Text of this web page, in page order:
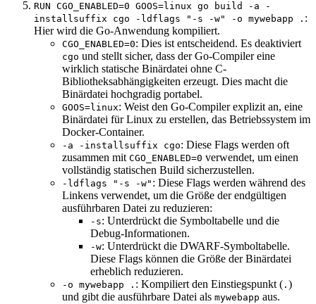
RUN CGO_ENABLED=0 GOOS=linux go build -a -
installsuffix cgo -ldflags "-s -w" -o mywebapp . :
Hier wird die Go-Anwendung kompiliert.
CGO_ENABLED=0: Dies ist entscheidend. Es deaktiviert
cgo und stellt sicher, dass der Go-Compiler eine
wirklich statische Binärdatei ohne C-
Bibliotheksabhängigkeiten erzeugt. Dies macht die
Binärdatei hochgradig portabel.
GOOS=linux: Weist den Go-Compiler explizit an, eine
Binärdatei für Linux zu erstellen, das Betriebssystem im
Docker-Container.
-a -installsuffix cgo: Diese Flags werden oft
zusammen mit CGO_ENABLED=0 verwendet, um einen
vollständig statischen Build sicherzustellen.
-ldflags "-s -w" : Diese Flags werden während des
Linkens verwendet, um die Größe der endgültigen
ausführbaren Datei zu reduzieren:
-s: Unterdrückt die Symboltabelle und die
Debug-Informationen.
-w: Unterdrückt die DWARF-Symboltabelle.
Diese Flags können die Größe der Binärdatei
erheblich reduzieren.
-o mywebapp . : Kompiliert den Einstiegspunkt ( . )
und gibt die ausführbare Datei als mywebapp aus.